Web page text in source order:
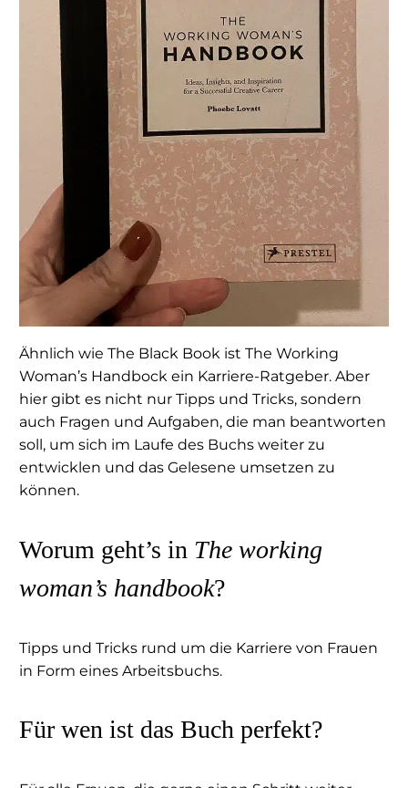
Ähnlich wie The Black Book ist The Working
Woman’s Handbock ein Karriere-Ratgeber. Aber
hier gibt es nicht nur Tipps und Tricks, sondern
auch Fragen und Aufgaben, die man beantworten
soll, um sich im Laufe des Buchs weiter zu
entwicklen und das Gelesene umsetzen zu
können.
Worum geht’s in The working
woman’s handbook?
Tipps und Tricks rund um die Karriere von Frauen
in Form eines Arbeitsbuchs.
Für wen ist das Buch perfekt?